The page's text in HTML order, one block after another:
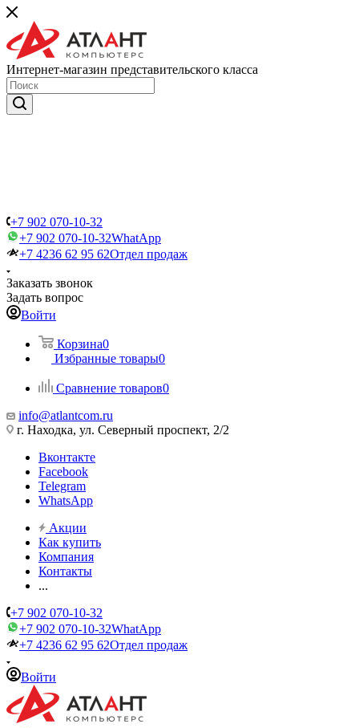
Интернет-магазин представительского класса
+7 902 070-10-32
+7 902 070-10-32WhatApp
+7 4236 62 95 62Отдел продаж
Заказать звонок
Задать вопрос
Войти
Корзина0
Избранные товары0
Сравнение товаров0
info@atlantcom.ru
г. Находка, ул. Северный проспект, 2/2
Вконтакте
Facebook
Telegram
WhatsApp
Акции
Как купить
Компания
Контакты
...
+7 902 070-10-32
+7 902 070-10-32WhatApp
+7 4236 62 95 62Отдел продаж
Войти